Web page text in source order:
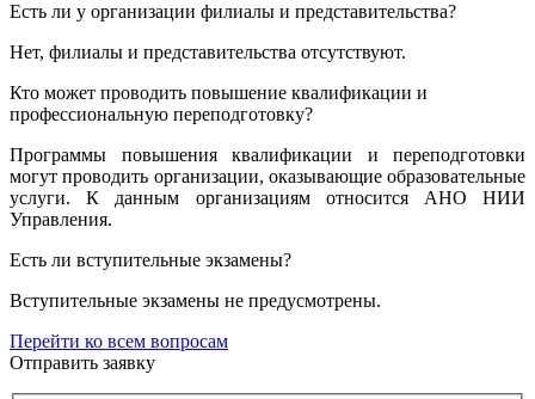
Есть ли у организации филиалы и представительства?
Нет, филиалы и представительства отсутствуют.
Кто может проводить повышение квалификации и
профессиональную переподготовку?
Программы повышения квалификации и переподготовки
могут проводить организации, оказывающие образовательные
услуги. К данным организациям относится АНО НИИ
Управления.
Есть ли вступительные экзамены?
Вступительные экзамены не предусмотрены.
Перейти ко всем вопросам
Отправить заявку